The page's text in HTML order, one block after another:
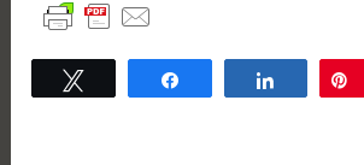
Partagez Partagez